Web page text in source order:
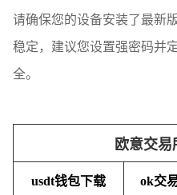
请确保您的设备安装了最新
稳定，建议您设置强密码并
全。
欧意交
usdt钱包下载 ok交